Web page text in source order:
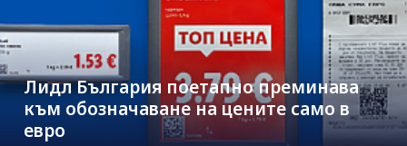
Лидл България поетапно преминава
към обозначаване на цените само в
евро